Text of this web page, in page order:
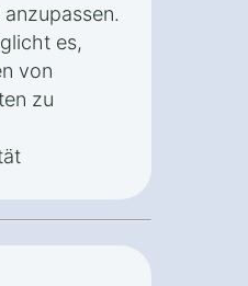
es,
von
zu